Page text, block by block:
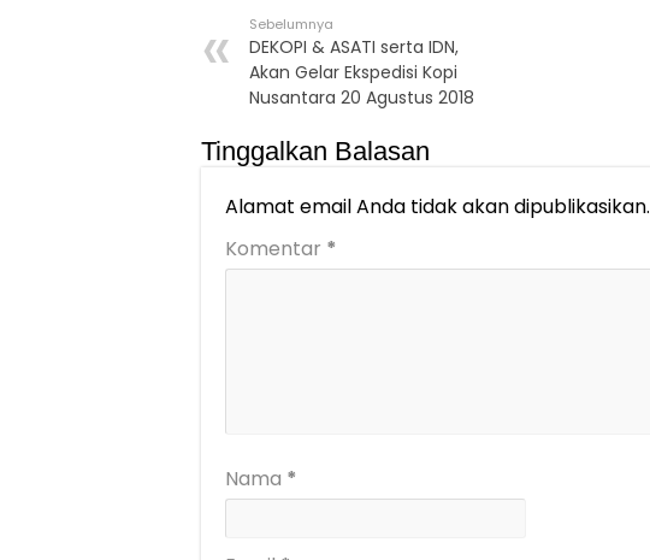
Sebelumnya
DEKOPI & ASATI serta IDN,
Akan Gelar Ekspedisi Kopi
Nusantara 20 Agustus 2018
Tinggalkan Balasan
Alamat email Anda tidak akan dipublikasikan.
Komentar *
Nama *